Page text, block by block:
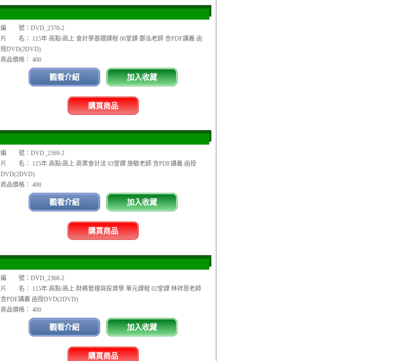
編 號：DVD_2370-2
片 名： 115年 高點/高上 會計學基礎課程 06堂課 鄭泓老師 含PDF講義 函
授DVD(2DVD)
商品價格： 400
觀看介紹 加入收藏
購買商品
編 號：DVD_2369-2
片 名： 115年 高點/高上 商業會計法 03堂課 施敏老師 含PDF講義 函授
DVD(2DVD)
商品價格： 400
觀看介紹 加入收藏
購買商品
編 號：DVD_2368-2
片 名： 115年 高點/高上 財務管理與投資學 單元課程 02堂課 林祥恩老師
含PDF講義 函授DVD(2DVD)
商品價格： 400
觀看介紹 加入收藏
購買商品